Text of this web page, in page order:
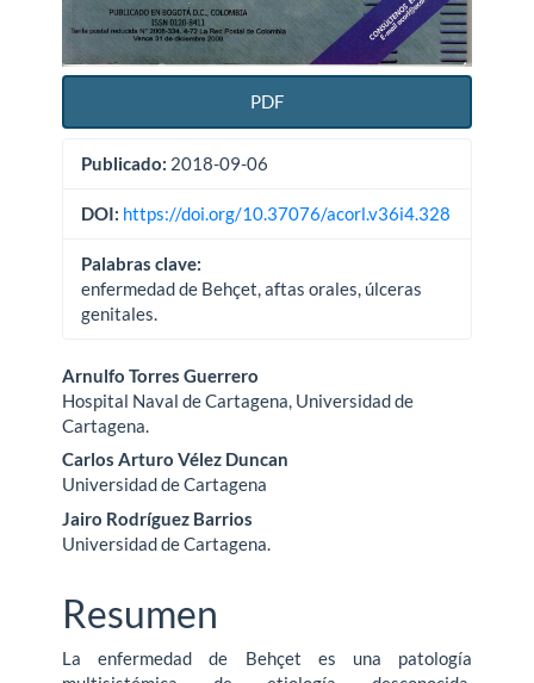
PDF
Publicado: 2018-09-06
DOI: https://doi.org/10.37076/acorl.v36i4.328
Palabras clave:
enfermedad de Behçet, aftas orales, úlceras
genitales.
Contenido
principal
del
artículo
Arnulfo Torres Guerrero
Hospital Naval de Cartagena, Universidad de
Cartagena.
Carlos Arturo Vélez Duncan
Universidad de Cartagena
Jairo Rodríguez Barrios
Universidad de Cartagena.
Resumen
La enfermedad de Behçet es una patología